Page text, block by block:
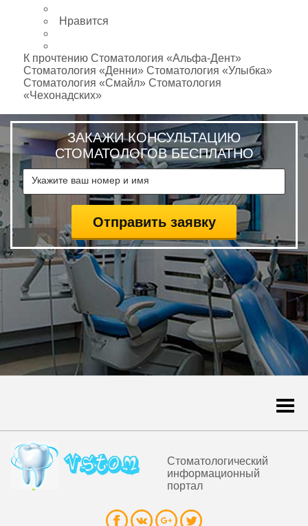
Нравится
К прочтению Стоматология «Альфа-Дент»
Стоматология «Денни» Стоматология «Улыбка»
Стоматология «Смайл» Стоматология
«Чехонадских»
ЗАКАЖИ КОНСУЛЬТАЦИЮ
СТОМАТОЛОГОВ БЕСПЛАТНО
Стоматологический
информационный
портал